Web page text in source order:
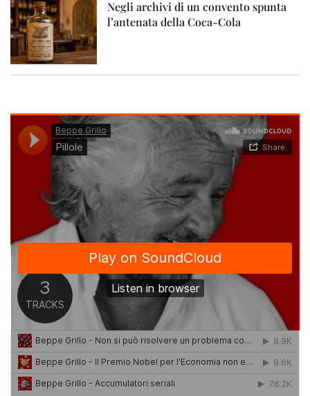
Negli archivi di un convento spunta
l’antenata della Coca-Cola